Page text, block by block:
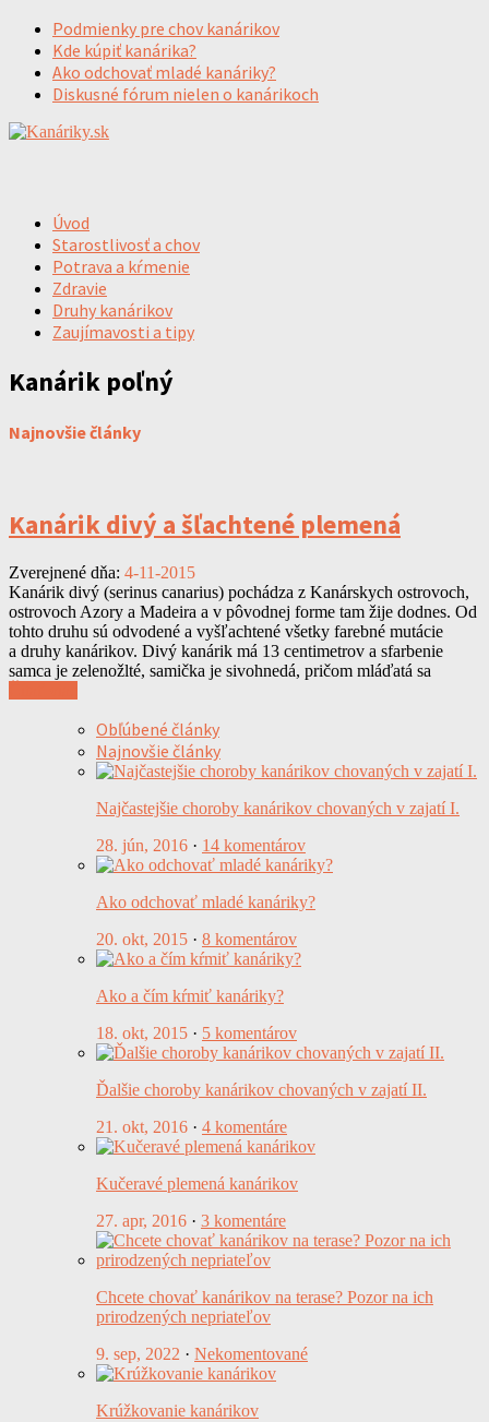
Podmienky pre chov kanárikov
Kde kúpiť kanárika?
Ako odchovať mladé kanáriky?
Diskusné fórum nielen o kanárikoch
Úvod
Starostlivosť a chov
Potrava a kŕmenie
Zdravie
Druhy kanárikov
Zaujímavosti a tipy
Kanárik poľný
Najnovšie články
Kanárik divý a šľachtené plemená
Zverejnené dňa: 4-11-2015
Kanárik divý (serinus canarius) pochádza z Kanárskych ostrovoch,
ostrovoch Azory a Madeira a v pôvodnej forme tam žije dodnes. Od
tohto druhu sú odvodené a vyšľachtené všetky farebné mutácie
a druhy kanárikov. Divý kanárik má 13 centimetrov a sfarbenie
samca je zelenožlté, samička je sivohnedá, pričom mláďatá sa
Obľúbené články
Najnovšie články
Najčastejšie choroby kanárikov chovaných v zajatí I.
28. jún, 2016 · 14 komentárov
Ako odchovať mladé kanáriky?
20. okt, 2015 · 8 komentárov
Ako a čím kŕmiť kanáriky?
18. okt, 2015 · 5 komentárov
Ďalšie choroby kanárikov chovaných v zajatí II.
21. okt, 2016 · 4 komentáre
Kučeravé plemená kanárikov
27. apr, 2016 · 3 komentáre
Chcete chovať kanárikov na terase? Pozor na ich
prirodzených nepriateľov
9. sep, 2022 · Nekomentované
Krúžkovanie kanárikov